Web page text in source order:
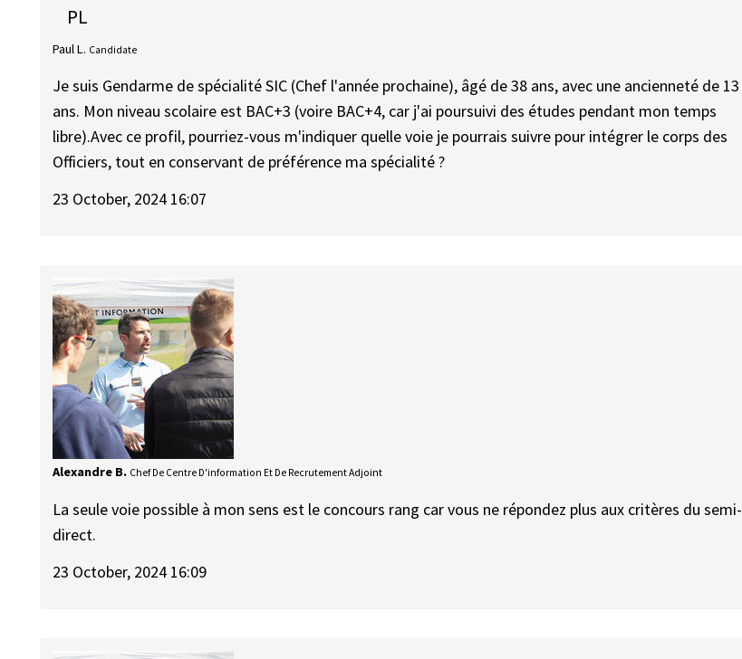
PL
Paul L. Candidate
Je suis Gendarme de spécialité SIC (Chef l'année prochaine), âgé de 38 ans, avec une ancienneté de 13
ans. Mon niveau scolaire est BAC+3 (voire BAC+4, car j'ai poursuivi des études pendant mon temps
libre).Avec ce profil, pourriez-vous m'indiquer quelle voie je pourrais suivre pour intégrer le corps des
Officiers, tout en conservant de préférence ma spécialité ?
23 October, 2024 16:07
Alexandre B. Chef De Centre D'information Et De Recrutement Adjoint
La seule voie possible à mon sens est le concours rang car vous ne répondez plus aux critères du semi-
direct.
23 October, 2024 16:09